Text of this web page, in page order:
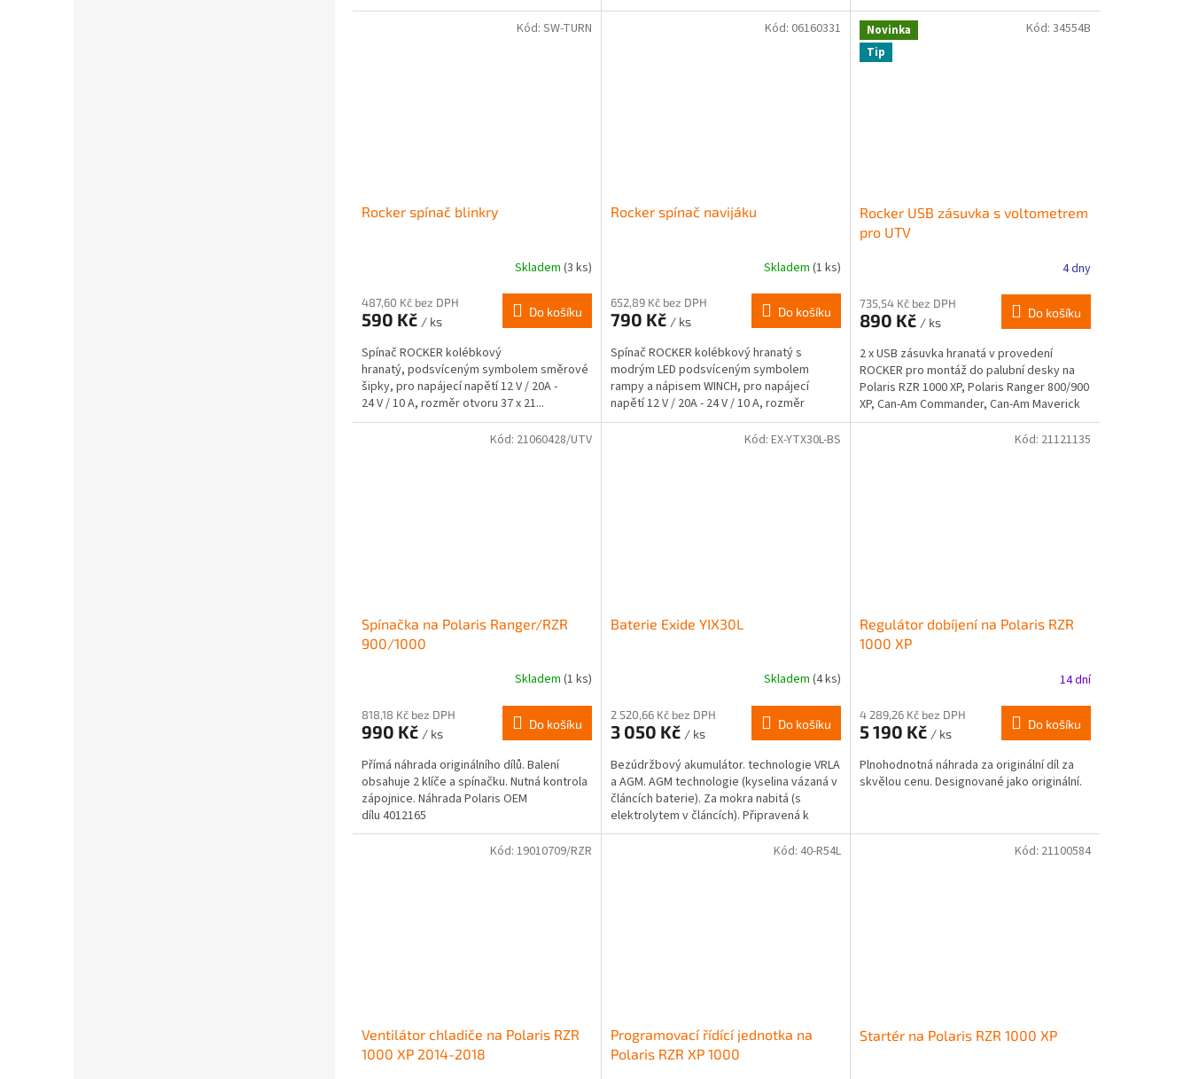
Rocker spínač blinkry
Skladem (3 ks)
487,60 Kč bez DPH
590 Kč / ks
Do košíku
Spínač ROCKER kolébkový
hranatý, podsvíceným symbolem směrové
šipky, pro napájecí napětí 12 V / 20A -
24 V / 10 A, rozměr otvoru 37 x 21...
Kód: SW-TURN
Rocker spínač navijáku
Skladem (1 ks)
652,89 Kč bez DPH
790 Kč / ks
Do košíku
Spínač ROCKER kolébkový hranatý s
modrým LED podsvíceným symbolem
rampy a nápisem WINCH, pro napájecí
napětí 12 V / 20A - 24 V / 10 A, rozměr
otvoru 37 x 21 mm, LED podsvícení.
Kód: 06160331
Novinka
Tip
Rocker USB zásuvka s voltometrem
pro UTV
4 dny
735,54 Kč bez DPH
890 Kč / ks
Do košíku
2 x USB zásuvka hranatá v provedení
ROCKER pro montáž do palubní desky na
Polaris RZR 1000 XP, Polaris Ranger 800/900
XP, Can-Am Commander, Can-Am Maverick
X3, Maverick...
Kód: 34554B
Spínačka na Polaris Ranger/RZR
900/1000
Skladem (1 ks)
818,18 Kč bez DPH
990 Kč / ks
Do košíku
Přímá náhrada originálního dílů. Balení
obsahuje 2 klíče a spínačku. Nutná kontrola
zápojnice. Náhrada Polaris OEM
dílu 4012165
Kód: 21060428/UTV
Baterie Exide YIX30L
Skladem (4 ks)
2 520,66 Kč bez DPH
3 050 Kč / ks
Do košíku
Bezúdržbový akumulátor. technologie VRLA
a AGM. AGM technologie (kyselina vázaná v
článcích baterie). Za mokra nabitá (s
elektrolytem v článcích). Připravená k
použití....
Kód: EX-YTX30L-BS
Regulátor dobíjení na Polaris RZR
1000 XP
14 dní
4 289,26 Kč bez DPH
5 190 Kč / ks
Do košíku
Plnohodnotná náhrada za originální díl za
skvělou cenu. Designované jako originální.
Kód: 21121135
Ventilátor chladiče na Polaris RZR
1000 XP 2014-2018
Kód: 19010709/RZR
Programovací řídící jednotka na
Polaris RZR XP 1000
Kód: 40-R54L
Startér na Polaris RZR 1000 XP
Kód: 21100584